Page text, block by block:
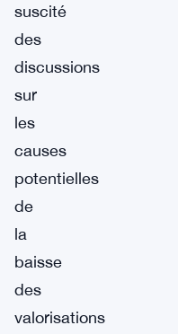
suscité
des
discussions
sur
les
causes
potentielles
de
la
baisse
des
valorisations